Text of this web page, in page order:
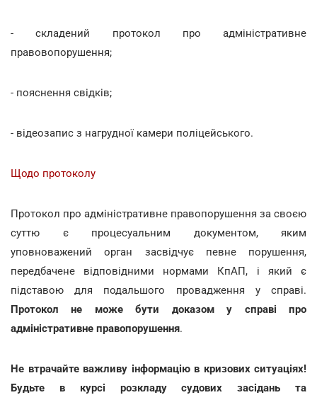
- складений протокол про адміністративне
правовопорушення;
- пояснення свідків;
- відеозапис з нагрудної камери поліцейського.
Щодо протоколу
Протокол про адміністративне правопорушення за своєю
суттю є процесуальним документом, яким
уповноважений орган засвідчує певне порушення,
передбачене відповідними нормами КпАП, і який є
підставою для подальшого провадження у справі.
Протокол не може бути доказом у справі про
адміністративне правопорушення.
Не втрачайте важливу інформацію в кризових ситуаціях!
Будьте в курсі розкладу судових засідань та